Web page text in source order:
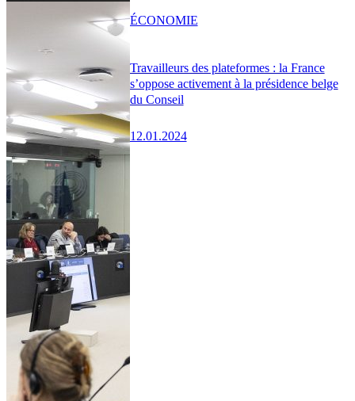
Travailleurs des plateformes : la France
s’oppose activement à la présidence belge
du Conseil
12.01.2024
ÉCONOMIE